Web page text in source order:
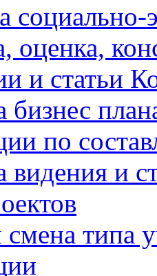
социально-
оценка,
и статьи
бизнес
по
видения и
типа